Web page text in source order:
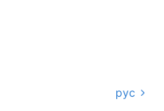
рус